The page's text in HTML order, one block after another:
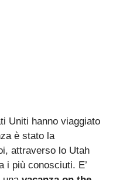
Uniti hanno viaggiato
è stato la
attraverso lo Utah
i più conosciuti. E’